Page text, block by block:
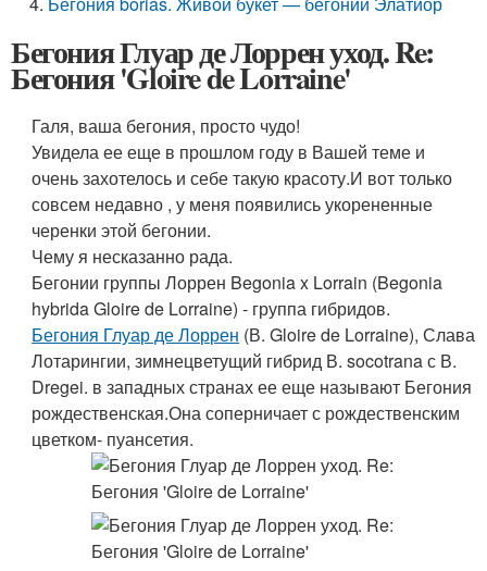
Бегония Глуар де Лоррен уход. Re:
Бегония 'Gloire de Lorraine'
Галя, ваша бегония, просто чудо!
Увидела ее еще в прошлом году в Вашей теме и
очень захотелось и себе такую красоту.И вот только
совсем недавно , у меня появились укорененные
черенки этой бегонии.
Чему я несказанно рада.
Бегонии группы Лоррен Begonia x Lorrain (Begonia
hybrida Gloire de Lorraine) - группа гибридов.
Бегония Глуар де Лоррен (В. Gloire de Lorraine), Слава
Лотарингии, зимнецветущий гибрид В. socotrana с В.
Dregei. в западных странах ее еще называют Бегония
рождественская.Она соперничает с рождественским
цветком- пуансетия.